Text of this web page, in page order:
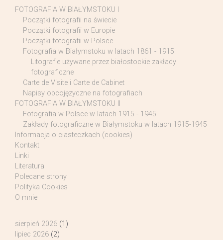
FOTOGRAFIA W BIAŁYMSTOKU I
Początki fotografii na świecie
Początki fotografii w Europie
Początki fotografii w Polsce
Fotografia w Białymstoku w latach 1861 - 1915
Litografie używane przez białostockie zakłady
fotograficzne
Carte de Visite i Carte de Cabinet
Napisy obcojęzyczne na fotografiach
FOTOGRAFIA W BIAŁYMSTOKU II
Fotografia w Polsce w latach 1915 - 1945
Zakłady fotograficzne w Białymstoku w latach 1915-1945
Informacja o ciasteczkach (cookies)
Kontakt
Linki
Literatura
Polecane strony
Polityka Cookies
O mnie
sierpień 2026 (1)
lipiec 2026 (2)